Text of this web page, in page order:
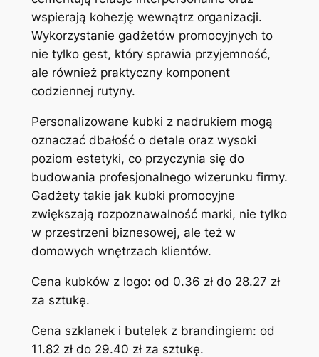
wspierają kohezję wewnątrz organizacji.
Wykorzystanie gadżetów promocyjnych to
nie tylko gest, który sprawia przyjemność,
ale również praktyczny komponent
codziennej rutyny.
Personalizowane kubki z nadrukiem mogą
oznaczać dbałość o detale oraz wysoki
poziom estetyki, co przyczynia się do
budowania profesjonalnego wizerunku firmy.
Gadżety takie jak kubki promocyjne
zwiększają rozpoznawalność marki, nie tylko
w przestrzeni biznesowej, ale też w
domowych wnętrzach klientów.
Cena kubków z logo: od 0.36 zł do 28.27 zł
za sztukę.
Cena szklanek i butelek z brandingiem: od
11.82 zł do 29.40 zł za sztukę.